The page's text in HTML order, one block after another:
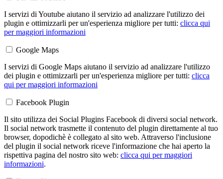
I servizi di Youtube aiutano il servizio ad analizzare l'utilizzo dei
plugin e ottimizzarli per un'esperienza migliore per tutti: clicca qui
per maggiori informazioni
Google Maps
I servizi di Google Maps aiutano il servizio ad analizzare l'utilizzo
dei plugin e ottimizzarli per un'esperienza migliore per tutti: clicca
qui per maggiori informazioni
Facebook Plugin
Il sito utilizza dei Social Plugins Facebook di diversi social network.
Il social network trasmette il contenuto del plugin direttamente al tuo
browser, dopodichè è collegato al sito web. Attraverso l'inclusione
del plugin il social network riceve l'informazione che hai aperto la
rispettiva pagina del nostro sito web: clicca qui per maggiori
informazioni.